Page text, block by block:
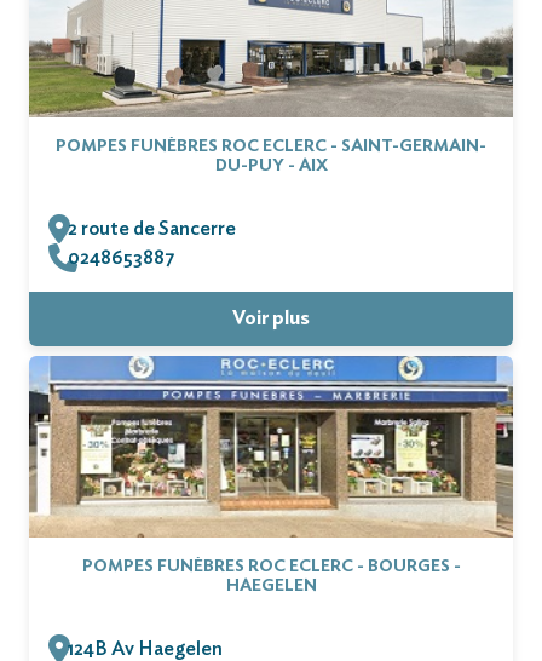
POMPES FUNÈBRES ROC ECLERC - SAINT-GERMAIN-
DU-PUY - AIX
2 route de Sancerre
0248653887
Voir plus
POMPES FUNÈBRES ROC ECLERC - BOURGES -
HAEGELEN
124B Av Haegelen